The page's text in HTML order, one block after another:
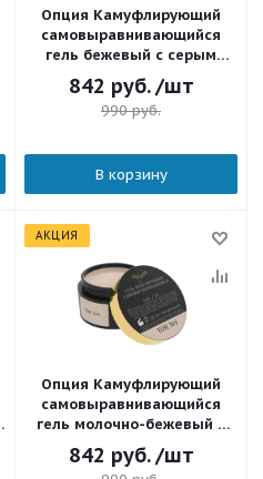
Опция Камуфлирующий
самовыравнивающийся
гель бежевый с серым
(теплый) Тон №11 50 мл.
842 руб. /шт
990руб.
В корзину
АКЦИЯ
Опция Камуфлирующий
самовыравнивающийся
гель молочно-бежевый с
серым (нейтральный) Тон
№9 50 мл.
842 руб. /шт